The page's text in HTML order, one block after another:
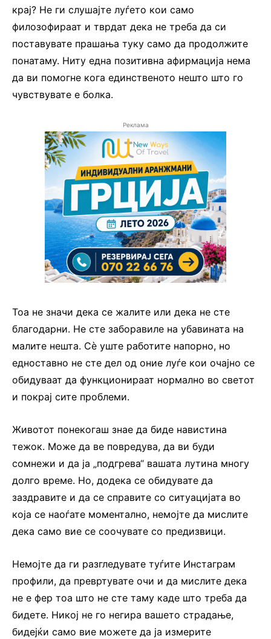
крај? Не ги слушајте луѓето кои само
филозофираат и тврдат дека не треба да си
поставувате прашања туку само да продолжите
понатаму. Ниту една позитивна афирмација нема
да ви помогне кога единственото нешто што го
чувствувате е болка.
Реклама
Тоа не значи дека се жалите или дека не сте
благодарни. Не сте заборавиле на убавината на
малите нешта. Сѐ уште работите напорно, но
едноставно не сте дел од оние луѓе кои очајно се
обидуваат да функционираат нормално во светот
и покрај сите проблеми.
Животот понекогаш знае да биде навистина
тежок. Може да ве повредува, да ви буди
сомнежи и да ја „подгрева“ вашата лутина многу
долго време. Но, додека се обидувате да
заздравите и да се справите со ситуацијата во
која се наоѓате моментално, немојте да мислите
дека само вие се соочувате со предизвици.
Немојте да ги разгледувате туѓите Инстаграм
профили, да превртувате очи и да мислите дека
не е фер тоа што не сте таму каде што треба да
бидете. Никој не го негира вашето страдање,
бидејќи само вие можете да ја измерите